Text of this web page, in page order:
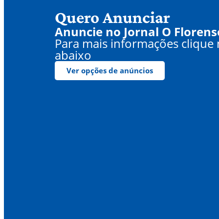
Quero Anunciar
Anuncie no Jornal O
Para mais informações
abaixo
Ver opções de anúncios